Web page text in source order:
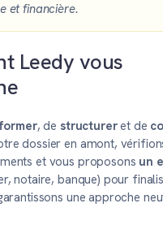
et financière.
Leedy vous
, de structureret de
dossier en amont,
et vous proposons un
notaire, banque) pour
une approche